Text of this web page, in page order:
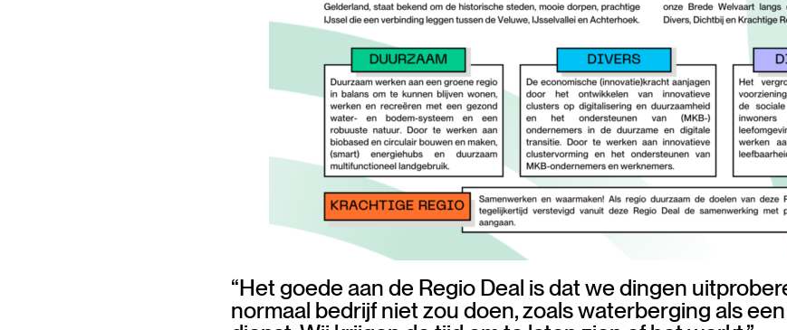
“Het goede aan de Regio Deal is dat we dingen
normaal bedrijf niet zou doen, zoals waterberging als